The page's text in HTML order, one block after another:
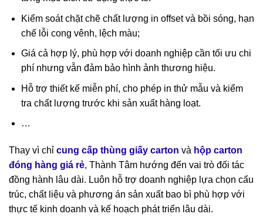
Kiểm soát chặt chẽ chất lượng in offset và bồi sóng, hạn
chế lỗi cong vênh, lệch màu;
Giá cả hợp lý, phù hợp với doanh nghiệp cần tối ưu chi
phí nhưng vẫn đảm bảo hình ảnh thương hiệu.
Hỗ trợ thiết kế miễn phí, cho phép in thử mẫu và kiểm
tra chất lượng trước khi sản xuất hàng loạt.
…
Thay vì chỉ cung cấp thùng giấy carton và hộp carton
đóng hàng giá rẻ, Thành Tâm hướng đến vai trò đối tác
đồng hành lâu dài. Luôn hỗ trợ doanh nghiệp lựa chọn cấu
trúc, chất liệu và phương án sản xuất bao bì phù hợp với
thực tế kinh doanh và kế hoạch phát triển lâu dài.